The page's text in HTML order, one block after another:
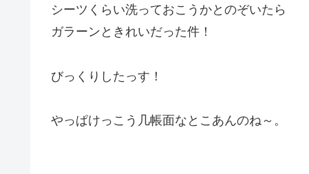
シーツくらい洗っておこうかとのぞいたら
ガラーンときれいだった件！
びっくりしたっす！
やっぱけっこう几帳面なとこあんのね～。